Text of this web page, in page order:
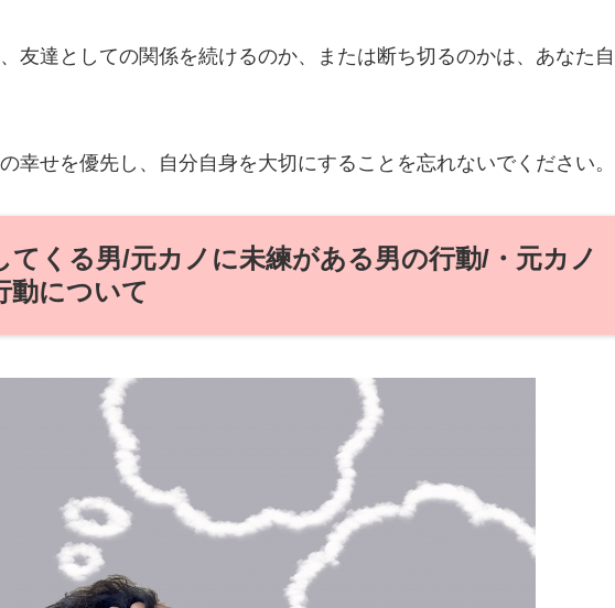
友達としての関係を続けるのか、または断ち切るのかは、あなた自
幸せを優先し、自分自身を大切にすることを忘れないでください。
てくる男/元カノに未練がある男の行動/・元カノ
動について